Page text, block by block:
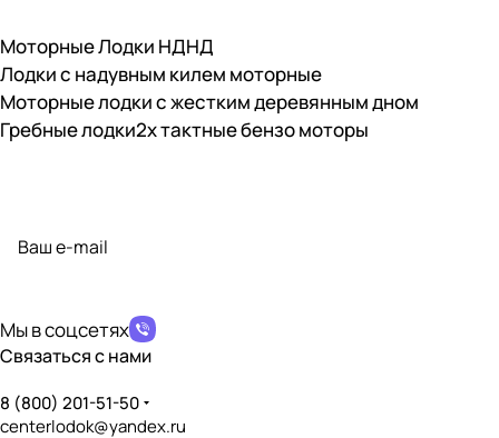
Моторные Лодки НДНД
Лодки с надувным килем моторные
Моторные лодки с жестким деревянным дном
Гребные лодки2х тактные бензо моторы
Мы в соцсетях
Связаться с нами
8 (800) 201-51-50
centerlodok@yandex.ru